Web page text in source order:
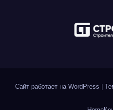
Сайт работает на WordPress